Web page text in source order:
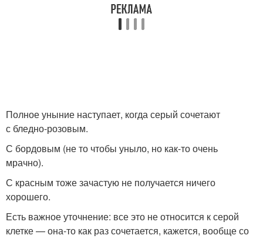
Полное уныние наступает, когда серый сочетают
с бледно-розовым.
С бордовым (не то чтобы уныло, но как-то очень
мрачно).
С красным тоже зачастую не получается ничего
хорошего.
Есть важное уточнение: все это не относится к серой
клетке — она-то как раз сочетается, кажется, вообще со